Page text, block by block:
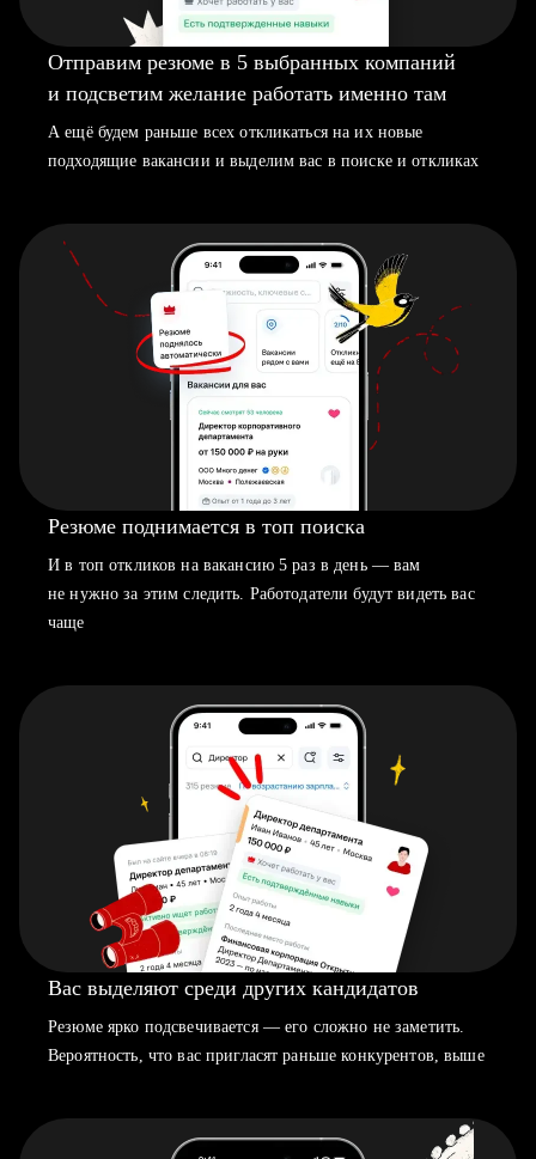
Отправим резюме в 5 выбранных компаний
и подсветим желание работать именно там
А ещё будем раньше всех откликаться на их новые
подходящие вакансии и выделим вас в поиске и откликах
Резюме поднимается в топ поиска
И в топ откликов на вакансию 5 раз в день — вам
не нужно за этим следить. Работодатели будут видеть вас
чаще
Вас выделяют среди других кандидатов
Резюме ярко подсвечивается — его сложно не заметить.
Вероятность, что вас пригласят раньше конкурентов, выше